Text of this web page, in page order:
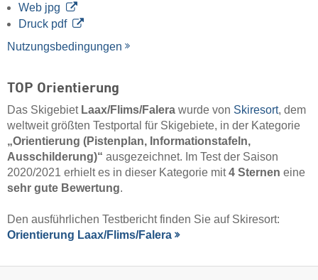
Web jpg
Druck pdf
Nutzungsbedingungen
TOP Orientierung
Das Skigebiet Laax/​Flims/​Falera wurde von Skiresort, dem
weltweit größten Testportal für Skigebiete, in der Kategorie
„Orientierung (Pistenplan, Informationstafeln,
Ausschilderung)“ ausgezeichnet. Im Test der Saison
2020/2021 erhielt es in dieser Kategorie mit4 Sternen eine
sehr gute Bewertung.
Den ausführlichen Testbericht finden Sie auf Skiresort:
Orientierung Laax/​Flims/​Falera